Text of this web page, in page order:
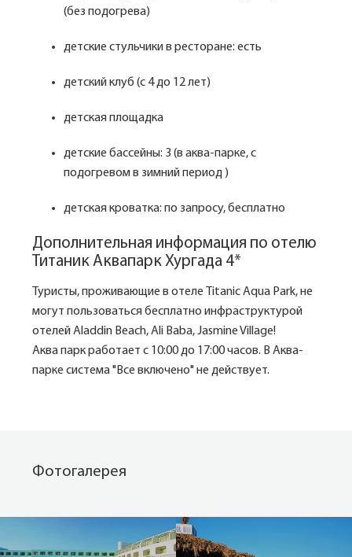
(без подогрева)
детские стульчики в ресторане: есть
детский клуб (с 4 до 12 лет)
детская площадка
детские бассейны: 3 (в аква-парке, с
подогревом в зимний период )
детская кроватка: по запросу, бесплатно
Дополнительная информация по отелю
Титаник Аквапарк Хургада 4*
Туристы, проживающие в отеле Titanic Aqua Park, не
могут пользоваться бесплатно инфраструктурой
отелей Aladdin Beach, Ali Baba, Jasmine Village!
Аква парк работает с 10:00 до 17:00 часов. В Аква-
парке система "Все включено" не действует.
Фотогалерея